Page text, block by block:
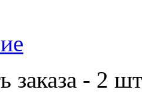
заказа - 2